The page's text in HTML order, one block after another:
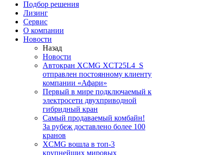
Подбор решения
Лизинг
Сервис
О компании
Новости
Назад
Новости
Автокран XCMG XCT25L4_S
отправлен постоянному клиенту
компании «Афари»
Первый в мире подключаемый к
электросети двухприводной
гибридный кран
Самый продаваемый комбайн!
За рубеж доставлено более 100
кранов
XCMG вошла в топ-3
крупнейших мировых